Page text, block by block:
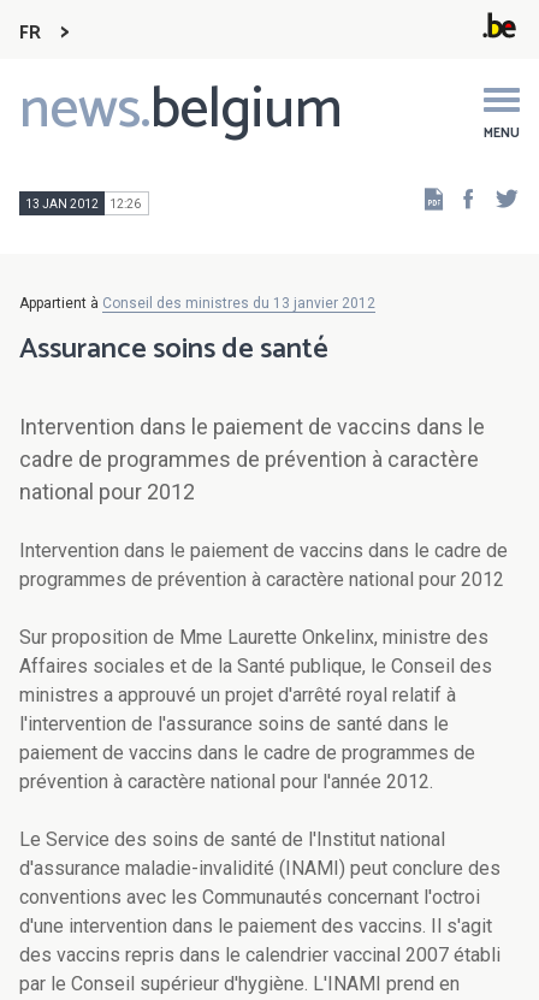
FR
news.belgium MENU
Main
navigation
13 JAN 2012 12:26
Appartient à Conseil des ministres du 13 janvier 2012
Assurance soins de santé
Intervention dans le paiement de vaccins dans le
cadre de programmes de prévention à caractère
national pour 2012
Intervention dans le paiement de vaccins dans le cadre de
programmes de prévention à caractère national pour 2012
Sur proposition de Mme Laurette Onkelinx, ministre des
Affaires sociales et de la Santé publique, le Conseil des
ministres a approuvé un projet d'arrêté royal relatif à
l'intervention de l'assurance soins de santé dans le
paiement de vaccins dans le cadre de programmes de
prévention à caractère national pour l'année 2012.
Le Service des soins de santé de l'Institut national
d'assurance maladie-invalidité (INAMI) peut conclure des
conventions avec les Communautés concernant l'octroi
d'une intervention dans le paiement des vaccins. Il s'agit
des vaccins repris dans le calendrier vaccinal 2007 établi
par le Conseil supérieur d'hygiène. L'INAMI prend en